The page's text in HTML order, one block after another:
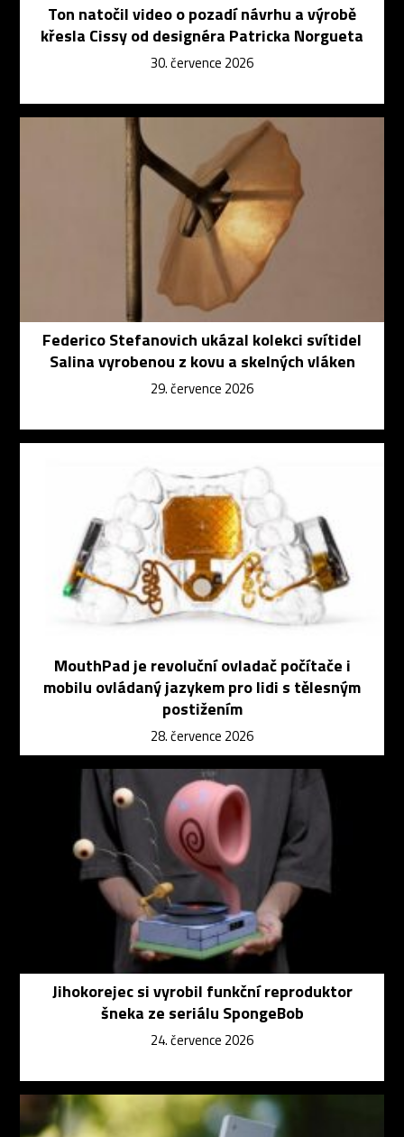
Ton natočil video o pozadí návrhu a výrobě
křesla Cissy od designéra Patricka Norgueta
30. července 2026
Federico Stefanovich ukázal kolekci svítidel
Salina vyrobenou z kovu a skelných vláken
29. července 2026
MouthPad je revoluční ovladač počítače i
mobilu ovládaný jazykem pro lidi s tělesným
postižením
28. července 2026
Jihokorejec si vyrobil funkční reproduktor
šneka ze seriálu SpongeBob
24. července 2026